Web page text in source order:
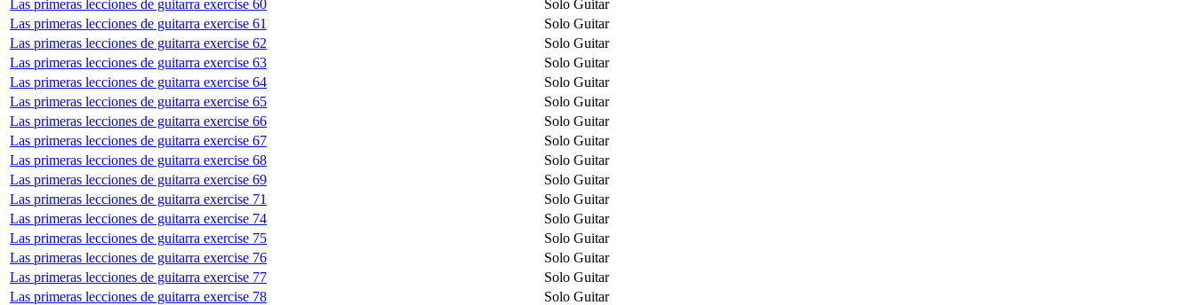
Las primeras lecciones de guitarra exercise 60
Solo Guitar
Las primeras lecciones de guitarra exercise 61
Solo Guitar
Las primeras lecciones de guitarra exercise 62
Solo Guitar
Las primeras lecciones de guitarra exercise 63
Solo Guitar
Las primeras lecciones de guitarra exercise 64
Solo Guitar
Las primeras lecciones de guitarra exercise 65
Solo Guitar
Las primeras lecciones de guitarra exercise 66
Solo Guitar
Las primeras lecciones de guitarra exercise 67
Solo Guitar
Las primeras lecciones de guitarra exercise 68
Solo Guitar
Las primeras lecciones de guitarra exercise 69
Solo Guitar
Las primeras lecciones de guitarra exercise 71
Solo Guitar
Las primeras lecciones de guitarra exercise 74
Solo Guitar
Las primeras lecciones de guitarra exercise 75
Solo Guitar
Las primeras lecciones de guitarra exercise 76
Solo Guitar
Las primeras lecciones de guitarra exercise 77
Solo Guitar
Las primeras lecciones de guitarra exercise 78
Solo Guitar